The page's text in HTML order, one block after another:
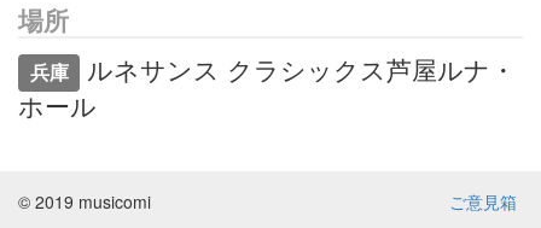
場所
兵庫
ルネサンス クラシックス芦屋ルナ・
ホール
© 2019 musicomi ご意見箱